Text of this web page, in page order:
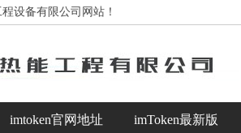
设备有限公司网站！
imtoken官网地址 imToken最新版